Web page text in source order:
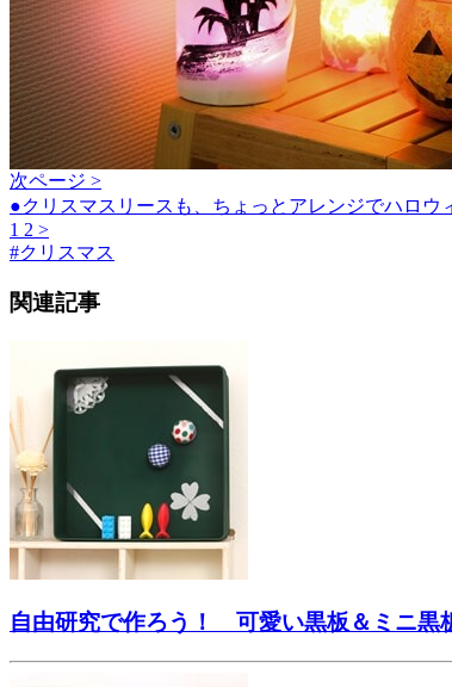
次ページ >
●クリスマスリースも、ちょっとアレンジでハロウ
1 2 >
#クリスマス
関連記事
自由研究で作ろう！ 可愛い黒板＆ミニ黒